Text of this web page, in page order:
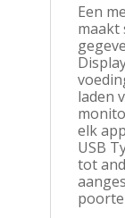
Een
maakt
laden
elk
USB
tot